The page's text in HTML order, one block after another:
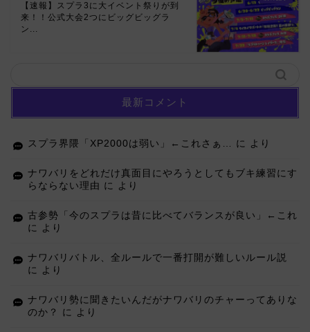
【速報】スプラ3に大イベント祭りが到
来！！公式大会2つにビッグビッグラ
ン...
最新コメント
スプラ界隈「XP2000は弱い」←これさぁ… に より
ナワバリをどれだけ真面目にやろうとしてもブキ練習にす
らならない理由 に より
古参勢「今のスプラは昔に比べてバランスが良い」←これ
に より
ナワバリバトル、全ルールで一番打開が難しいルール説
に より
ナワバリ勢に聞きたいんだがナワバリのチャーってありな
のか？
に より